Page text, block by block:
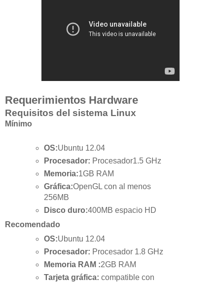
Requerimientos Hardware
Requisitos del sistema Linux
Mínimo
OS:Ubuntu 12.04
Procesador: Procesador1.5 GHz
Memoria:1GB RAM
Gráfica:OpenGL con al menos
256MB
Disco duro:400MB espacio HD
Recomendado
OS:Ubuntu 12.04
Procesador: Procesador 1.8 GHz
Memoria RAM :2GB RAM
Tarjeta gráfica:compatible con